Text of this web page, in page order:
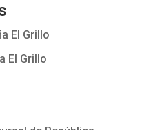
El Grillo
El Grillo